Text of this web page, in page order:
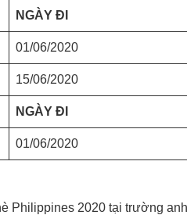
NGÀY ĐI
01/06/2020
15/06/2020
NGÀY ĐI
01/06/2020